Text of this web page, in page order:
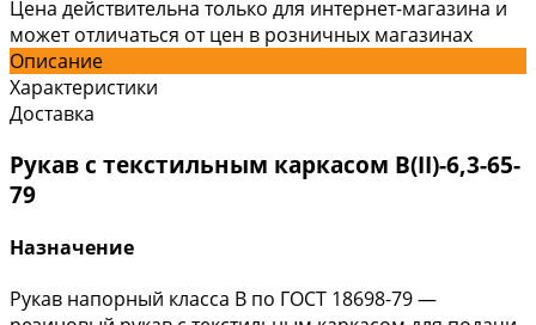
Цена действительна только для интернет-магазина и
может отличаться от цен в розничных магазинах
Описание
Характеристики
Доставка
Рукав с текстильным каркасом В(II)-6,3-65-
79
Назначение
Рукав напорный класса В по ГОСТ 18698-79 —